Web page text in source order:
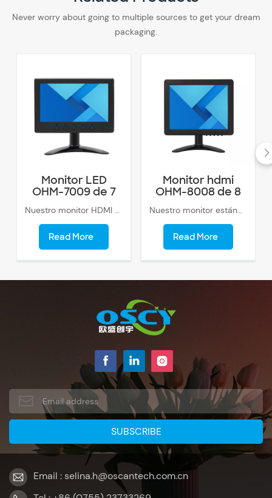
Never worry about going to multiple sources to get your dream
packaging.
Monitor LED
OHM-7009 de 7
pulgadas.
Read More
Monitor hdmi
OHM-8008 de 8
pulgadas
Read More
Email : selina.h@oscantech.com.cn